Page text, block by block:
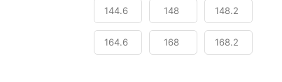
144.6 148 148.2
164.6 168 168.2